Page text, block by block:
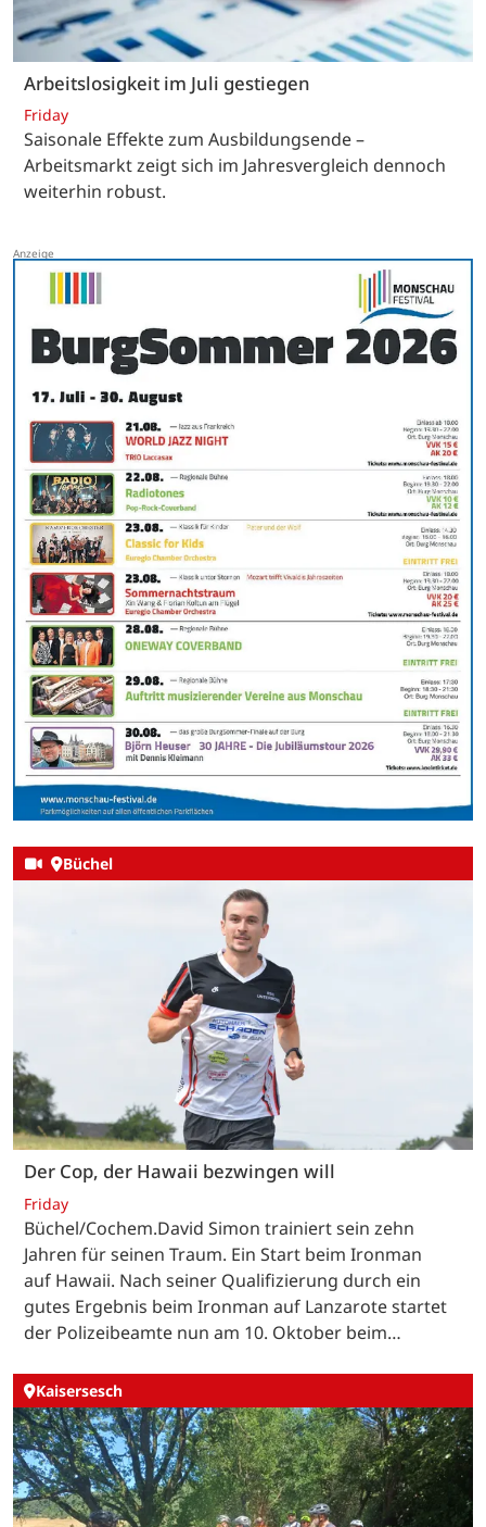
Arbeitslosigkeit im Juli gestiegen
Friday
Saisonale Effekte zum Ausbildungsende –
Arbeitsmarkt zeigt sich im Jahresvergleich dennoch
weiterhin robust.
Büchel
Der Cop, der Hawaii bezwingen will
Friday
Büchel/Cochem.David Simon trainiert sein zehn
Jahren für seinen Traum. Ein Start beim Ironman
auf Hawaii. Nach seiner Qualifizierung durch ein
gutes Ergebnis beim Ironman auf Lanzarote startet
der Polizeibeamte nun am 10. Oktober beim…
Kaisersesch